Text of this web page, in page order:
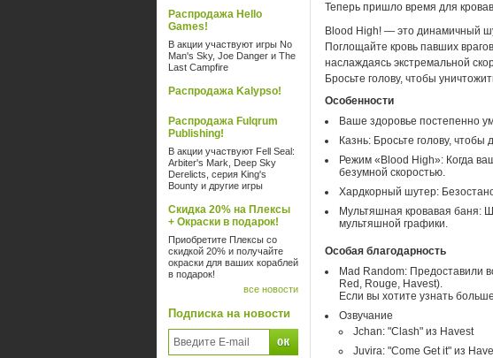
Распродажа Hello
Games!
В акции участвуют игры No
Man's Sky, Joe Danger и The
Last Campfire
Распродажа Kalypso!
Распродажа Fulqrum
Publishing!
В акции участвуют Fell Seal:
Arbiter's Mark, Deep Sky
Derelicts, серия King's
Bounty и другие игры
Скидка 20% на Плексы
+ Окраски в подарок!
Приобретите Плексы со
скидкой 20% и получайте
окраски для ваших кораблей
в подарок!
все новости
Подписка на новости
Теперь пришло время для
Blood High! — это динамичный
Поглощайте кровь павших
наслаждаясь экстремальной
Бросьте голову, чтобы
Особенности
Ваше здоровье постепенно
Казнь: Бросьте голову, чтобы
Режим «Blood High»: Когда
безумной скоростью.
Хардкорный шутер:
Мультяшная кровавая баня:
мультяшной графики.
Особая благодарность
Mad Random: Предоставили
Red, Rouge, Havest).
Если вы хотите узнать
Озвучание
Jchan: "Clash" из Havest
Juvira: "Come Get it" из